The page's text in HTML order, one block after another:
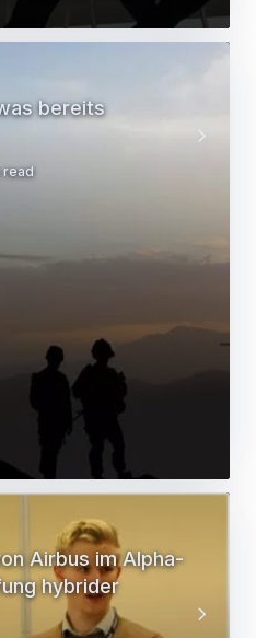
bereits
read
Airbus im Alpha-
hybrider